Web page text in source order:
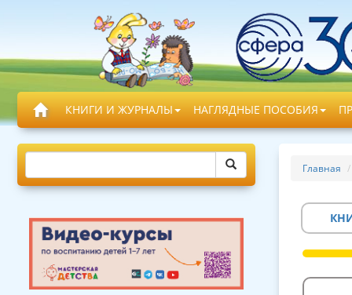
КНИГИ И ЖУРНАЛЫ НАГЛЯДНЫЕ ПОСОБИЯ
Главная